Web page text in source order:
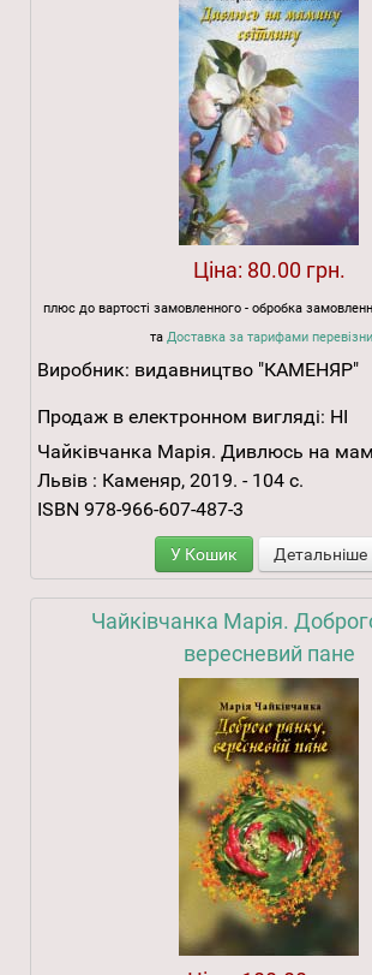
Ціна: 80.00 грн.
плюс до вартості замовленного - обробка
та Доставка за тарифами
Виробник: видавництво "КАМЕНЯР"
Продаж в електронном вигляді: НІ
Чайківчанка Марія. Дивлюсь на
Львів : Каменяр, 2019. - 104 с.
ISBN 978-966-607-487-3
У Кошик Детальніше
Чайківчанка Марія.
вересневий пане